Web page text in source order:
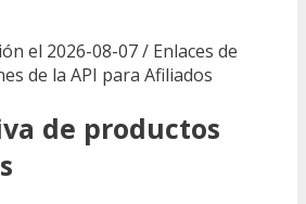
el 2026-08-07 / Enlaces de
de la API para Afiliados
de productos